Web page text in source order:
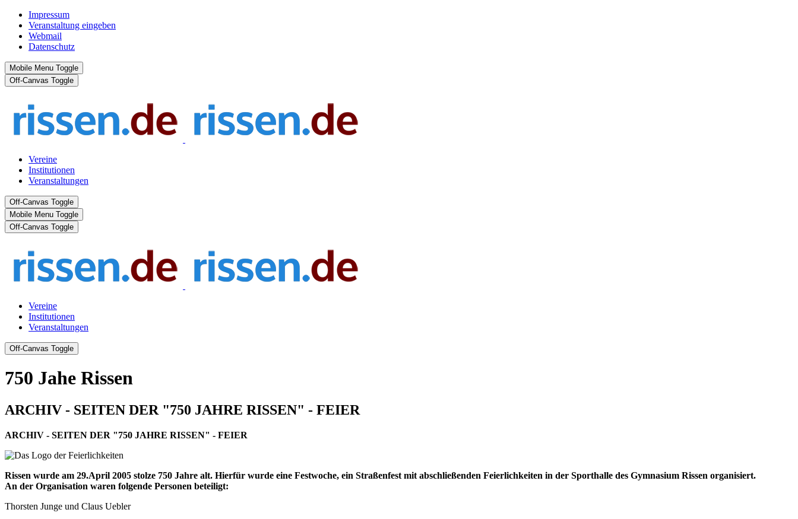
Impressum
Veranstaltung eingeben
Webmail
Datenschutz
Mobile Menu Toggle
Off-Canvas Toggle
Vereine
Institutionen
Veranstaltungen
Off-Canvas Toggle
Mobile Menu Toggle
Off-Canvas Toggle
Vereine
Institutionen
Veranstaltungen
Off-Canvas Toggle
750 Jahe Rissen
ARCHIV - SEITEN DER "750 JAHRE RISSEN" - FEIER
ARCHIV - SEITEN DER "750 JAHRE RISSEN" - FEIER
Rissen wurde am 29.April 2005 stolze 750 Jahre alt. Hierfür wurde eine Festwoche, ein Straßenfest mit abschließenden Feierlichkeiten in der Sporthalle des Gymnasium Rissen organisiert.
An der Organisation waren folgende Personen beteiligt:
Thorsten Junge und Claus Uebler